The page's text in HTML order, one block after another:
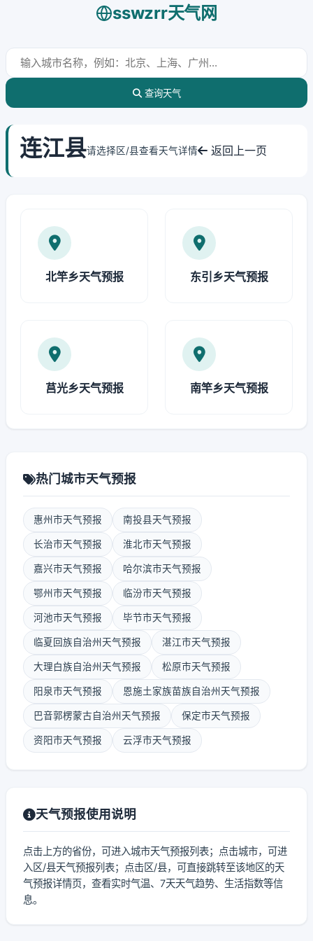
sswzrr天气网
查询天气
连江县请选择区/县查看天气详情 返回上一页
北竿乡天气预报 东引乡天气预报
莒光乡天气预报 南竿乡天气预报
热门城市天气预报
惠州市天气预报 南投县天气预报
长治市天气预报 淮北市天气预报
嘉兴市天气预报 哈尔滨市天气预报
鄂州市天气预报 临汾市天气预报
河池市天气预报 毕节市天气预报
临夏回族自治州天气预报 湛江市天气预报
大理白族自治州天气预报 松原市天气预报
阳泉市天气预报 恩施土家族苗族自治州天气预报
巴音郭楞蒙古自治州天气预报 保定市天气预报
资阳市天气预报 云浮市天气预报
天气预报使用说明
点击上方的省份，可进入城市天气预报列表；点击城市，可进
入区/县天气预报列表；点击区/县，可直接跳转至该地区的天
气预报详情页，查看实时气温、7天天气趋势、生活指数等信
息。